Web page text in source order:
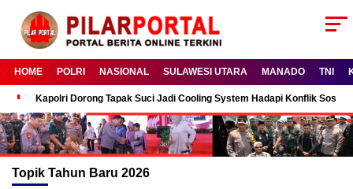
HOME POLRI NASIONAL SULAWESI UTARA MANADO TNI
Kapolri Dorong Tapak Suci Jadi Cooling System Hadapi Konflik Sosial
Topik Tahun Baru 2026